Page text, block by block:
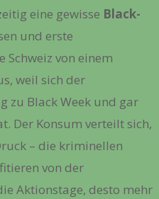
eine gewisse Black-
und erste
Schweiz von einem
weil sich der
zu Black Week und gar
Der Konsum verteilt sich,
– die kriminellen
von der
Aktionstage, desto mehr